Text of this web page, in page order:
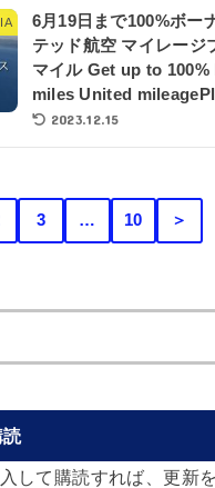
6月19日まで100%ボー
テッド航空 マイレージ
マイル Get up to
miles United
2023.12.15
3 … 10 ＞
索:
して購読すれば、更新